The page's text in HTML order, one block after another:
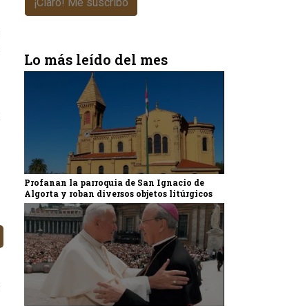
Lo más leído del mes
Profanan la parroquia de San Ignacio de
Algorta y roban diversos objetos litúrgicos